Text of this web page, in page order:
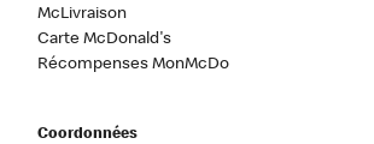
McLivraison
Carte McDonald's
Récompenses MonMcDo
Coordonnées